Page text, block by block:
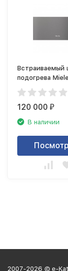
Встраиваемый
подогрева
ESW7020 GRGR
120 000₽
В наличии
2007-2026 © e-